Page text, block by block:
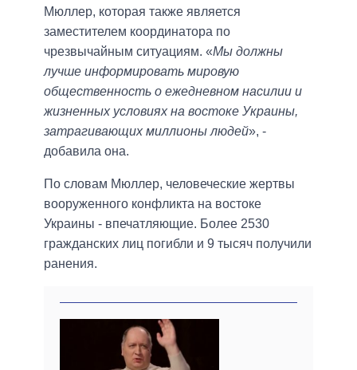
Мюллер, которая также является
заместителем координатора по
чрезвычайным ситуациям. «Мы должны
лучше информировать мировую
общественность о ежедневном насилии и
жизненных условиях на востоке Украины,
затрагивающих миллионы людей», -
добавила она.
По словам Мюллер, человеческие жертвы
вооруженного конфликта на востоке
Украины - впечатляющие. Более 2530
гражданских лиц погибли и 9 тысяч получили
ранения.